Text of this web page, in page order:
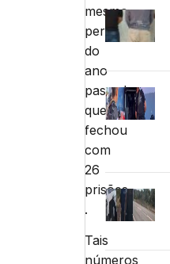
mesmo
período
do
ano
passado,
que
fechou
com
26
prisões
.
Tais
números